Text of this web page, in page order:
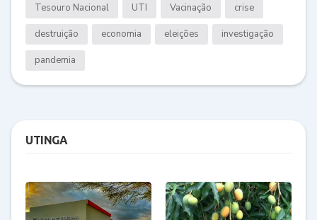
Tesouro Nacional UTI Vacinação crise
destruição economia eleições investigação
pandemia
UTINGA